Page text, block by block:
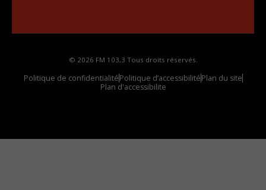
© 2026 FM 103,3 Tous droits réservés.
Politique de confidentialitéPolitique d’accessibilitéPlan du site
Plan d'accessibilite